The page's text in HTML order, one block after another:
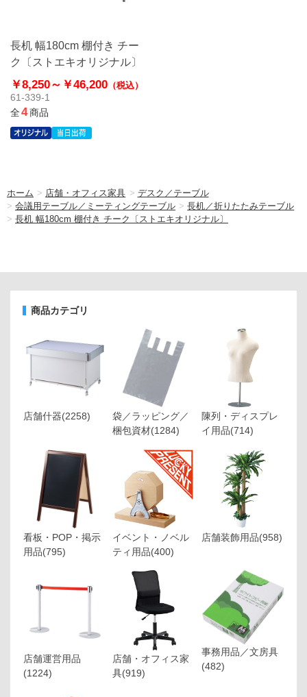
長机 幅180cm 棚付き チー
ク〔ストエキオリジナル〕
￥8,250～ ￥46,200 （税込）
61-339-1
全4商品
ホーム > 店舗・オフィス家具 > デスク／テーブル
> 会議用テーブル／ミーティングテーブル >長机／折りたたみテーブル
> 長机 幅180cm 棚付き チーク〔ストエキオリジナル〕
商品カテゴリ
店舗什器(2258)
袋／ラッピング／
梱包資材(1284)
陳列・ディスプレ
イ用品(714)
看板・POP・掲示
用品(795)
イベント・ノベル
ティ用品(400)
店舗装飾用品(958)
店舗運営用品
(1224)
店舗・オフィス家
具(919)
事務用品／文房具
(482)